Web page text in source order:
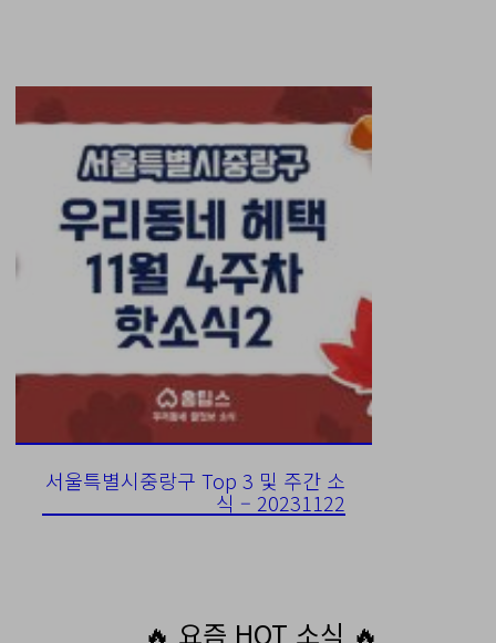
서울특별시중랑구 Top 3 및 주간 소
식 – 20231122
🔥 요즘 HOT 소식 🔥